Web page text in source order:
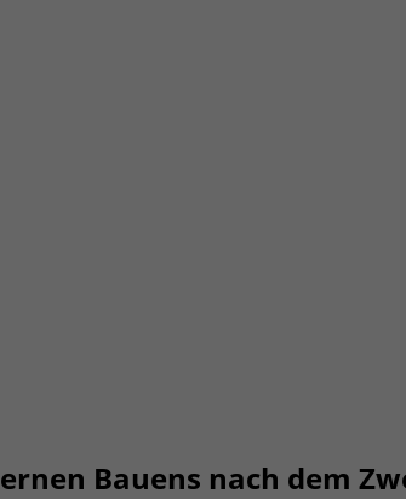
Bauens nach dem